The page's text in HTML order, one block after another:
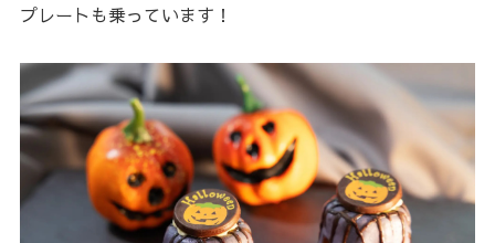
プレートも乗っています！